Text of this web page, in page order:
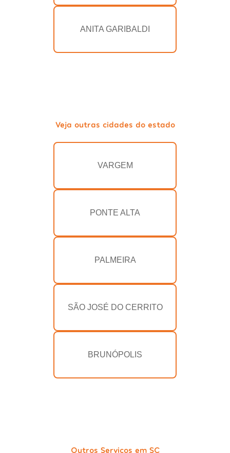
ANITA GARIBALDI
Veja outras cidades do estado
VARGEM
PONTE ALTA
PALMEIRA
SÃO JOSÉ DO CERRITO
BRUNÓPOLIS
Outros Serviços em SC